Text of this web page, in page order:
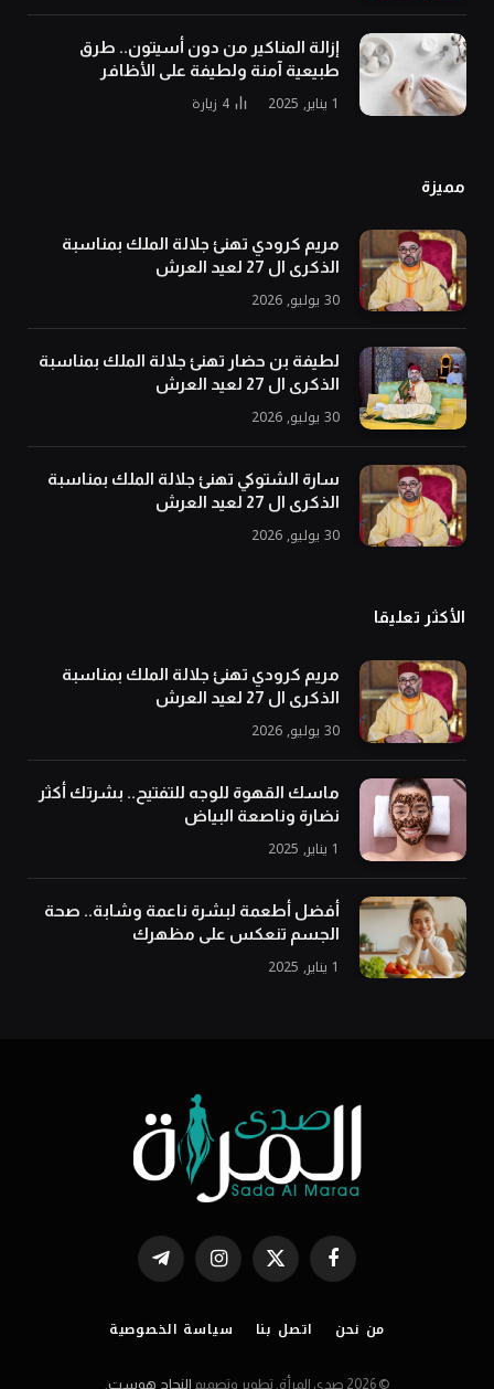
إزالة المناكير من دون أسيتون.. طرق
طبيعية آمنة ولطيفة على الأظافر
1 يناير, 2025 4 زيارة
مميزة
مريم كرودي تهنئ جلالة الملك بمناسبة
الذكرى ال 27 لعيد العرش
30 يوليو, 2026
لطيفة بن حضار تهنئ جلالة الملك بمناسبة
الذكرى ال 27 لعيد العرش
30 يوليو, 2026
سارة الشتوكي تهنئ جلالة الملك بمناسبة
الذكرى ال 27 لعيد العرش
30 يوليو, 2026
الأكثر تعليقا
مريم كرودي تهنئ جلالة الملك بمناسبة
الذكرى ال 27 لعيد العرش
30 يوليو, 2026
ماسك القهوة للوجه للتفتيح.. بشرتك أكثر
نضارة وناصعة البياض
1 يناير, 2025
أفضل أطعمة لبشرة ناعمة وشابة.. صحة
الجسم تنعكس على مظهرك
1 يناير, 2025
فيسبوك X
الانستغرامتيلقرام
من نحن اتصل بنا سياسة الخصوصية
© 2026 صدى المرأة. تطوير وتصميم النجاح هوست.